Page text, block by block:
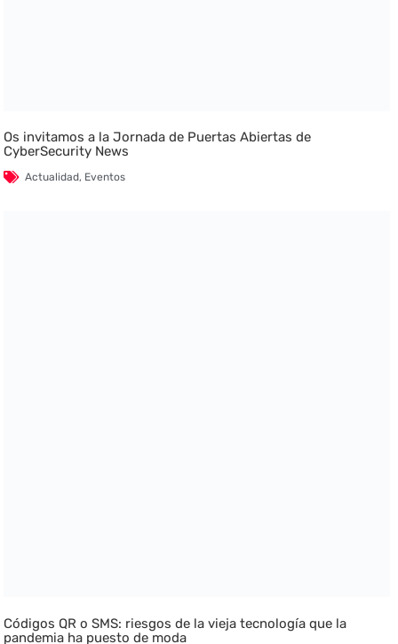
Os invitamos a la Jornada de Puertas Abiertas de
CyberSecurity News
Actualidad, Eventos
Códigos QR o SMS: riesgos de la vieja tecnología que la
pandemia ha puesto de moda